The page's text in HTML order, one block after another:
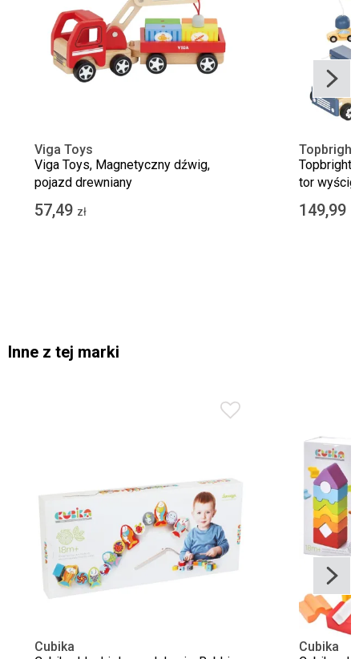
Viga Toys
Viga Toys, Magnetyczny dźwig,
pojazd drewniany
57,49 zł
Topbright
tor
149,99
Inne z tej marki
Cubika
Cubika